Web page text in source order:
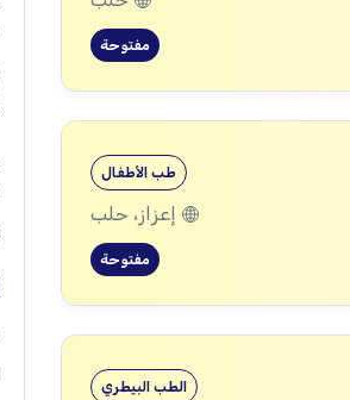
مفتوحة
طب الأطفال
إعزاز، حلب
مفتوحة
الطب البيطري